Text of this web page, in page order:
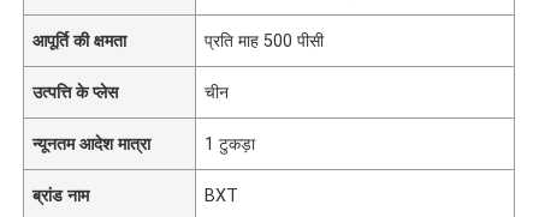
आपूर्ति की क्षमता प्रति माह 500 पीसी
उत्पत्ति के प्लेस चीन
न्यूनतम आदेश मात्रा 1 टुकड़ा
ब्रांड नाम BXT